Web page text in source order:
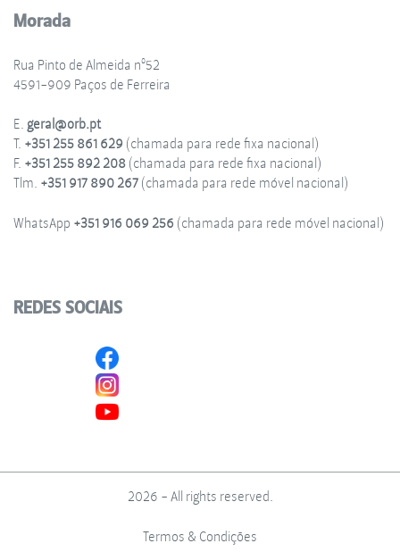
Morada
Rua Pinto de Almeida nº52
4591-909 Paços de Ferreira
E.geral@orb.pt
T. +351 255 861 629 (chamada para rede fixa nacional)
F. +351 255 892 208(chamada para rede fixa nacional)
Tlm. +351 917 890 267(chamada para rede móvel nacional)
WhatsApp +351 916 069 256 (chamada para rede móvel nacional)
REDES SOCIAIS
2026 - All rights reserved.
Termos & Condições